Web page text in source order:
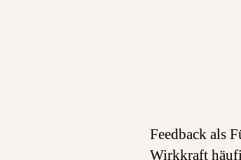
Feedback als
Wirkkraft